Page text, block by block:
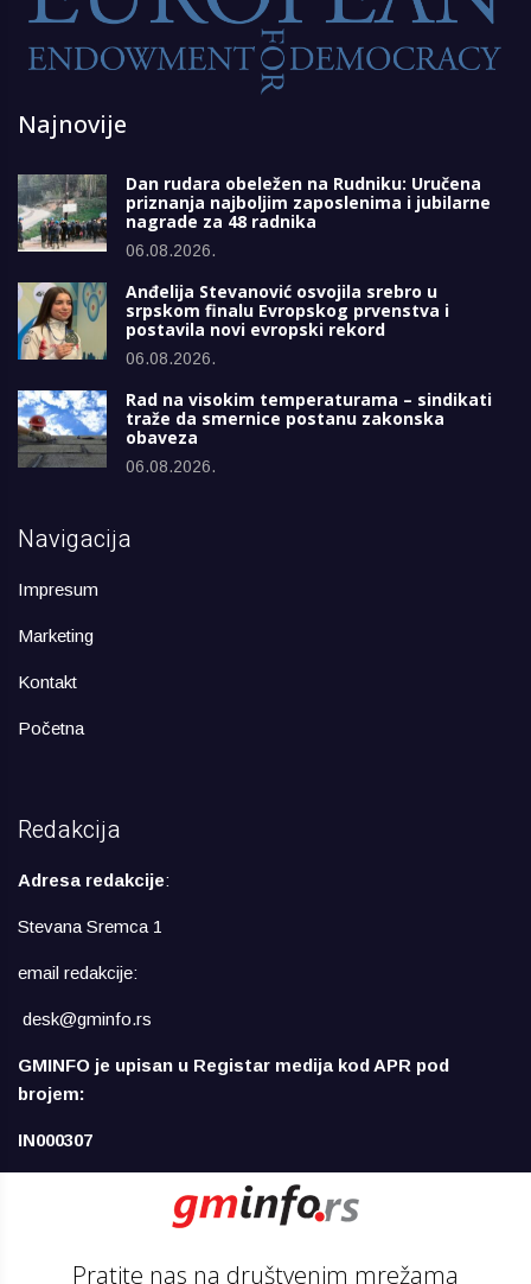
Najnovije
Dan rudara obeležen na Rudniku: Uručena
priznanja najboljim zaposlenima i jubilarne
nagrade za 48 radnika
06.08.2026.
Anđelija Stevanović osvojila srebro u
srpskom finalu Evropskog prvenstva i
postavila novi evropski rekord
06.08.2026.
Rad na visokim temperaturama – sindikati
traže da smernice postanu zakonska
obaveza
06.08.2026.
Navigacija
Impresum
Marketing
Kontakt
Početna
Redakcija
Adresa redakcije:
Stevana Sremca 1
email redakcije:
desk@gminfo.rs
GMINFO je upisan u Registar medija kod APR pod
brojem:
IN000307
Pratite nas na društvenim mrežama